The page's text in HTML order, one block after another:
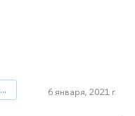
Отдел по внеучебной работе со студентами (Нижний Новгород)
6 января, 2021 г.